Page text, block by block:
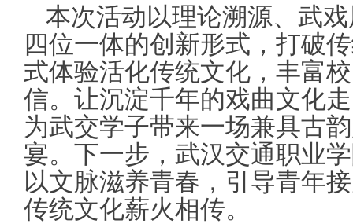
本次活动以理论溯源、武
四位一体的创新形式，打破
式体验活化传统文化，丰富
信。让沉淀千年的戏曲文化
为武交学子带来一场兼具古
宴。下一步，武汉交通职业
以文脉滋养青春，引导青年
传统文化薪火相传。